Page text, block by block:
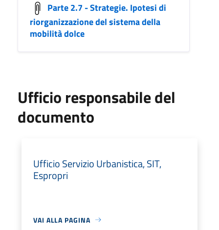
Parte 2.7 - Strategie. Ipotesi di
riorganizzazione del sistema della
mobilità dolce
Ufficio responsabile del
documento
Ufficio Servizio Urbanistica, SIT,
Espropri
VAI ALLA PAGINA